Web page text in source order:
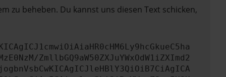
zu beheben. Du kannst uns diesen Text schicken,
ZmllbGQ9aW50ZXJuYWxOdW1iZXImd2